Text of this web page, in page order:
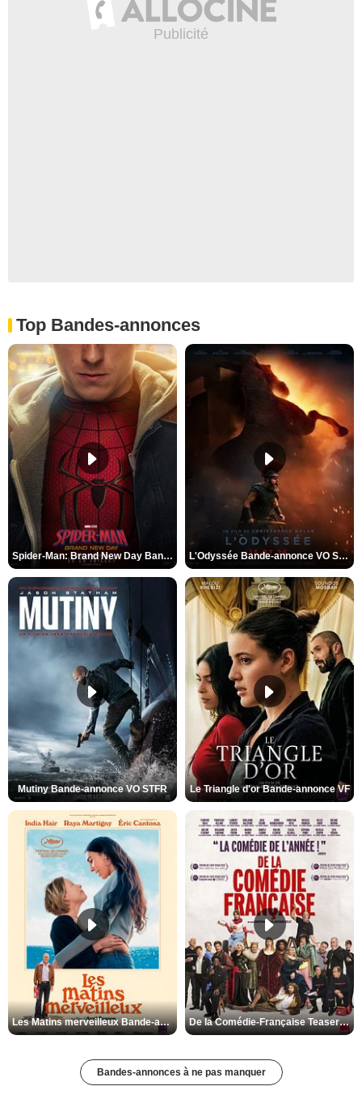
Top Bandes-annonces
Spider-Man: Brand New Day Bande-annonce VO STFR L'Odyssée Bande-annonce VO STFR
Mutiny Bande-annonce VO STFR Le Triangle d'or Bande-annonce VF
Les Matins merveilleux Bande-annonce VF De la Comédie-Française Teaser VF
Bandes-annonces à ne pas manquer